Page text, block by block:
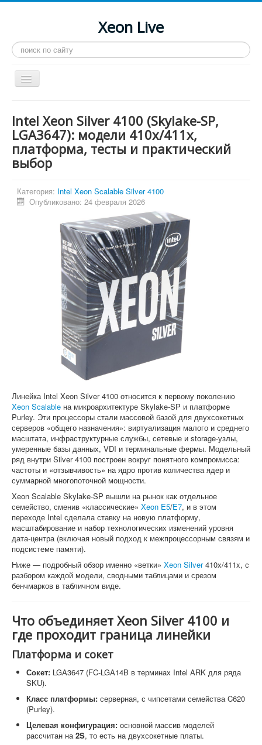
Xeon Live
Искать...
Toggle
Navigation
LGA 2011-3
LGA 2011
Процессоры
Инструкции
Рейтинги
Конференция
Системные программы
Intel Xeon Silver 4100 (Skylake-SP,
LGA3647): модели 410x/411x,
платформа, тесты и практический
выбор
Категория: Intel Xeon Scalable Silver 4100
Опубликовано: 24 февраля 2026
Линейка Intel Xeon Silver 4100 относится к первому поколению
Xeon Scalable на микроархитектуре Skylake-SP и платформе
Purley. Эти процессоры стали массовой базой для двухсокетных
серверов «общего назначения»: виртуализация малого и среднего
масштата, инфраструктурные службы, сетевые и storage-узлы,
умеренные базы данных, VDI и терминальные фермы. Модельный
ряд внутри Silver 4100 построен вокруг понятного компромисса:
частоты и «отзывчивость» на ядро против количества ядер и
суммарной многопоточной мощности.
Xeon Scalable Skylake-SP вышли на рынок как отдельное
семейство, сменив «классические» Xeon E5/E7, и в этом
переходе Intel сделала ставку на новую платформу,
масштабирование и набор технологических изменений уровня
дата-центра (включая новый подход к межпроцессорным связям и
подсистеме памяти).
Ниже — подробный обзор именно «ветки» Xeon Silver410x/411x, с
разбором каждой модели, сводными таблицами и срезом
бенчмарков в табличном виде.
Что объединяет Xeon Silver 4100 и
где проходит граница линейки
Платформа и сокет
Сокет: LGA3647 (FC-LGA14B в терминах Intel ARK для ряда
SKU).
Класс платформы: серверная, с чипсетами семейства C620
(Purley).
Целевая конфигурация: основной массив моделей
рассчитан на2S, то есть на двухсокетные платы.